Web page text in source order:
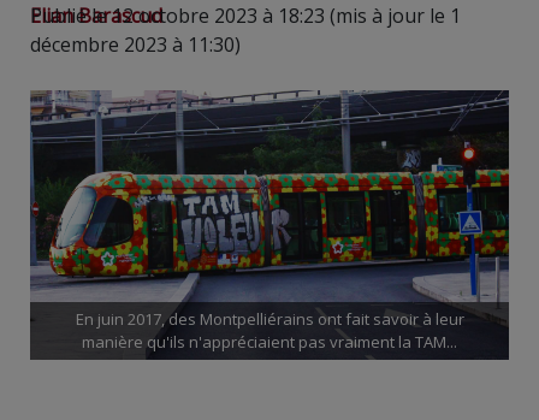
Elian Barascud
Publié le 12 octobre 2023 à 18:23 (mis à jour le 1
décembre 2023 à 11:30)
En juin 2017, des Montpelliérains ont fait savoir à leur
manière qu'ils n'appréciaient pas vraiment la TAM...